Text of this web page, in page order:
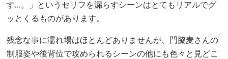
す…。」というセリフを漏らすシーンはとてもリアルでグ
ッとくるものがあります。
残念な事に濡れ場はほとんどありませんが、門脇麦さんの
制服姿や後背位で攻められるシーンの他にも色々と見どこ